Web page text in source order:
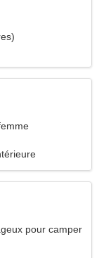
pour camper